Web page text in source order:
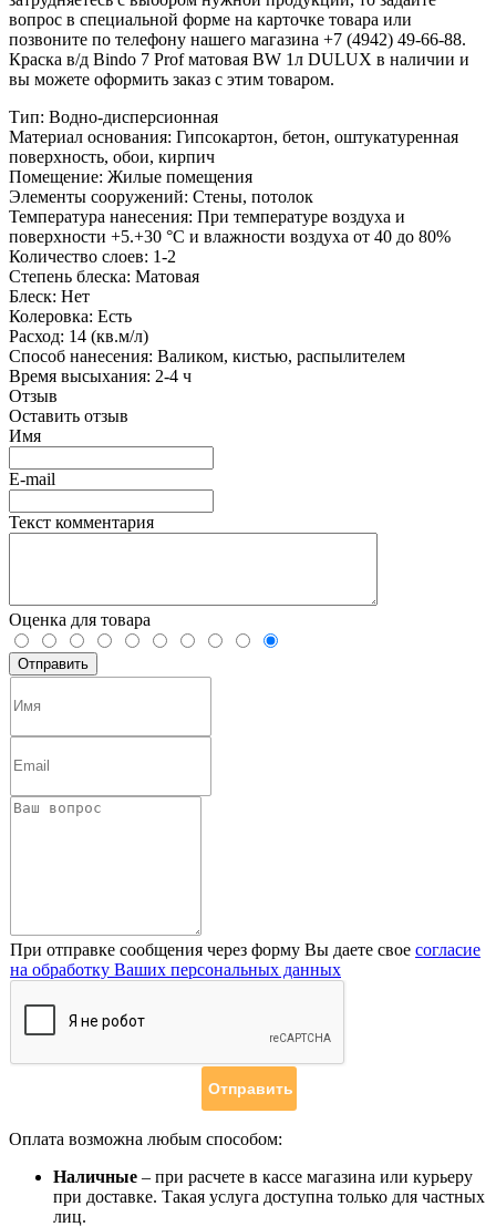
вопрос в специальной форме на карточке товара или
позвоните по телефону нашего магазина +7 (4942) 49-66-88.
Краска в/д Bindo 7 Prof матовая BW 1л DULUX в наличии и
вы можете оформить заказ с этим товаром.
Тип: Водно-дисперсионная
Материал основания: Гипсокартон, бетон, оштукатуренная
поверхность, обои, кирпич
Помещение: Жилые помещения
Элементы сооружений: Стены, потолок
Температура нанесения: При температуре воздуха и
поверхности +5.+30 °С и влажности воздуха от 40 до 80%
Количество слоев: 1-2
Степень блеска: Матовая
Блеск: Нет
Колеровка: Есть
Расход: 14 (кв.м/л)
Способ нанесения: Валиком, кистью, распылителем
Время высыхания: 2-4 ч
Отзыв
Оставить отзыв
Имя
E-mail
Текст комментария
Оценка для товара
При отправке сообщения через форму Вы даете свое согласие
на обработку Ваших персональных данных
Оплата возможна любым способом:
Наличные – при расчете в кассе магазина или курьеру
при доставке. Такая услуга доступна только для частных
лиц.